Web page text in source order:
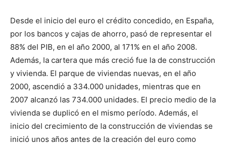
Desde el inicio del euro el crédito concedido, en España,
por los bancos y cajas de ahorro, pasó de representar el
88% del PIB, en el año 2000, al 171% en el año 2008.
Además, la cartera que más creció fue la de construcción
y vivienda. El parque de viviendas nuevas, en el año
2000, ascendió a 334.000 unidades, mientras que en
2007 alcanzó las 734.000 unidades. El precio medio de la
vivienda se duplicó en el mismo período. Además, el
inicio del crecimiento de la construcción de viviendas se
inició unos años antes de la creación del euro como